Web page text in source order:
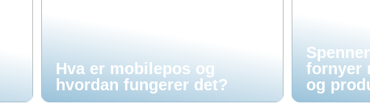
Hva er mobilepos og
hvordan fungerer det?
fornyer
og